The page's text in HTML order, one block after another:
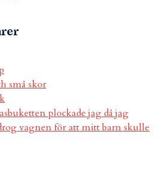
små skor
plockade jag då jag
vagnen för att mitt barn skulle